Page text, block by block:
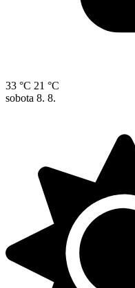
33 °C 21 °C
sobota 8. 8.